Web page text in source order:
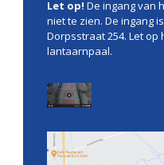
Let op! De ingang van
niet te zien. De ingang
Dorpsstraat 254. Let
lantaarnpaal.